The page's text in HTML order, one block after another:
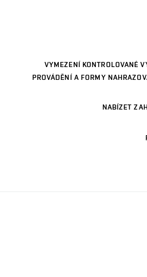
VYMEZENÍ KONTROLOVANÉ
PROVÁDĚNÍ A FORMY
NABÍZET